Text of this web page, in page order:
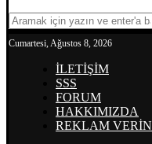
Cumartesi, Ağustos 8, 2026
İLETİŞİM
SSS
FORUM
HAKKIMIZDA
REKLAM VERİN